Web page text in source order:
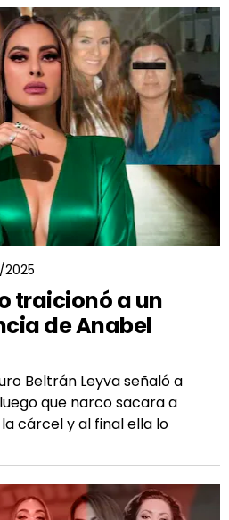
traicionó a un
de Anabel
Beltrán Leyva señaló a
que narco sacara a
cárcel y al final ella lo